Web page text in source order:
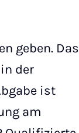
geben. Das
der
ist
am